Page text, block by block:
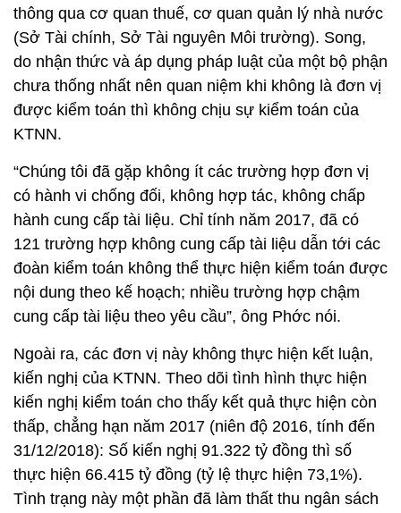
thông qua cơ quan thuế, cơ quan quản lý nhà nước
(Sở Tài chính, Sở Tài nguyên Môi trường). Song,
do nhận thức và áp dụng pháp luật của một bộ phận
chưa thống nhất nên quan niệm khi không là đơn vị
được kiểm toán thì không chịu sự kiểm toán của
KTNN.
“Chúng tôi đã gặp không ít các trường hợp đơn vị
có hành vi chống đối, không hợp tác, không chấp
hành cung cấp tài liệu. Chỉ tính năm 2017, đã có
121 trường hợp không cung cấp tài liệu dẫn tới các
đoàn kiểm toán không thể thực hiện kiểm toán được
nội dung theo kế hoạch; nhiều trường hợp chậm
cung cấp tài liệu theo yêu cầu”, ông Phớc nói.
Ngoài ra, các đơn vị này không thực hiện kết luận,
kiến nghị của KTNN. Theo dõi tình hình thực hiện
kiến nghị kiểm toán cho thấy kết quả thực hiện còn
thấp, chẳng hạn năm 2017 (niên độ 2016, tính đến
31/12/2018): Số kiến nghị 91.322 tỷ đồng thì số
thực hiện 66.415 tỷ đồng (tỷ lệ thực hiện 73,1%).
Tình trạng này một phần đã làm thất thu ngân sách